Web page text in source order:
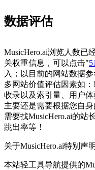
数据评估
MusicHero.ai浏览人数已
关权重信息，可以点击"
入；以目前的网站数据
多网站价值评估因素如
收录以及索引量、用户
主要还是需要根据您自
需要找MusicHero.ai的站
跳出率等！
关于MusicHero.ai特别声明
本站轻工具导航提供的